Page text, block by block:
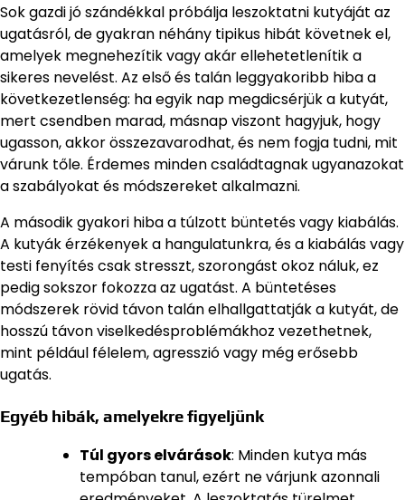
Sok gazdi jó szándékkal próbálja leszoktatni kutyáját az
ugatásról, de gyakran néhány tipikus hibát követnek el,
amelyek megnehezítik vagy akár ellehetetlenítik a
sikeres nevelést. Az első és talán leggyakoribb hiba a
következetlenség: ha egyik nap megdicsérjük a kutyát,
mert csendben marad, másnap viszont hagyjuk, hogy
ugasson, akkor összezavarodhat, és nem fogja tudni, mit
várunk tőle. Érdemes minden családtagnak ugyanazokat
a szabályokat és módszereket alkalmazni.
A második gyakori hiba a túlzott büntetés vagy kiabálás.
A kutyák érzékenyek a hangulatunkra, és a kiabálás vagy
testi fenyítés csak stresszt, szorongást okoz náluk, ez
pedig sokszor fokozza az ugatást. A büntetéses
módszerek rövid távon talán elhallgattatják a kutyát, de
hosszú távon viselkedésproblémákhoz vezethetnek,
mint például félelem, agresszió vagy még erősebb
ugatás.
Egyéb hibák, amelyekre figyeljünk
Túl gyors elvárások: Minden kutya más
tempóban tanul, ezért ne várjunk azonnali